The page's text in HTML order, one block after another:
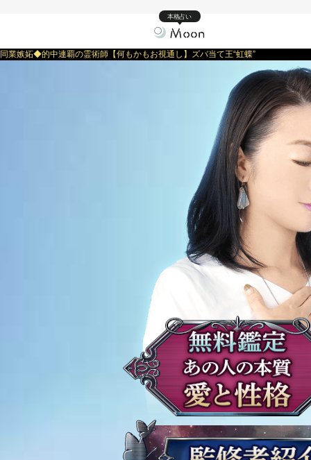
本格占い
同業嫉妬◆的中連覇の霊術師【何もかもお視通し】ズバ当て王“虹蝶”